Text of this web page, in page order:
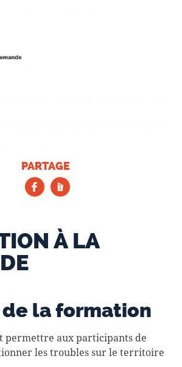
PARTAGE
À LA
la formation
permettre aux participants de
les troubles sur le territoire